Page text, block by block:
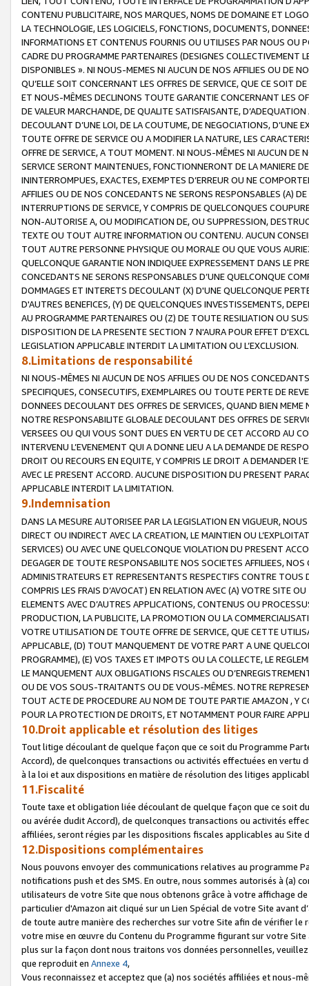
CONTENU PUBLICITAIRE, NOS MARQUES, NOMS DE DOMAINE ET
LA TECHNOLOGIE, LES LOGICIELS, FONCTIONS, DOCUMENTS,
INFORMATIONS ET CONTENUS FOURNIS OU UTILISES PAR NOUS OU
CADRE DU PROGRAMME PARTENAIRES (DESIGNES COLLECTIVEMENT
DISPONIBLES ». NI NOUS-MEMES NI AUCUN DE NOS AFFILIES OU DE
QU’ELLE SOIT CONCERNANT LES OFFRES DE SERVICE, QUE CE SOIT
ET NOUS-MÊMES DECLINONS TOUTE GARANTIE CONCERNANT LES
DE VALEUR MARCHANDE, DE QUALITE SATISFAISANTE,
DECOULANT D’UNE LOI, DE LA COUTUME, DE NEGOCIATIONS, D’UNE
TOUTE OFFRE DE SERVICE OU A MODIFIER LA NATURE, LES
OFFRE DE SERVICE, A TOUT MOMENT. NI NOUS-MÊMES NI AUCUN DE
SERVICE SERONT MAINTENUES, FONCTIONNERONT DE LA MANIERE
ININTERROMPUES, EXACTES, EXEMPTES D’ERREUR OU NE
AFFILIES OU DE NOS CONCEDANTS NE SERONS RESPONSABLES (A)
INTERRUPTIONS DE SERVICE, Y COMPRIS DE QUELCONQUES
NON-AUTORISE A, OU MODIFICATION DE, OU SUPPRESSION,
TEXTE OU TOUT AUTRE INFORMATION OU CONTENU. AUCUN
TOUT AUTRE PERSONNE PHYSIQUE OU MORALE OU QUE VOUS
QUELCONQUE GARANTIE NON INDIQUEE EXPRESSEMENT DANS LE
CONCEDANTS NE SERONS RESPONSABLES D’UNE QUELCONQUE
DOMMAGES ET INTERETS DECOULANT (X) D'UNE QUELCONQUE
D'AUTRES BENEFICES, (Y) DE QUELCONQUES INVESTISSEMENTS,
AU PROGRAMME PARTENAIRES OU (Z) DE TOUTE RESILIATION OU
DISPOSITION DE LA PRESENTE SECTION 7 N'AURA POUR EFFET
LEGISLATION APPLICABLE INTERDIT LA LIMITATION OU L’EXCLUSION.
8.Limitations de responsabilité
NI NOUS-MÊMES NI AUCUN DE NOS AFFILIES OU DE NOS
SPECIFIQUES, CONSECUTIFS, EXEMPLAIRES OU TOUTE PERTE DE
DONNEES DECOULANT DES OFFRES DE SERVICES, QUAND BIEN
NOTRE RESPONSABILITE GLOBALE DECOULANT DES OFFRES DE
VERSEES OU QUI VOUS SONT DUES EN VERTU DE CET ACCORD AU
INTERVENU L’EVENEMENT QUI A DONNE LIEU A LA DEMANDE DE
DROIT OU RECOURS EN EQUITE, Y COMPRIS LE DROIT A DEMANDER
AVEC LE PRESENT ACCORD. AUCUNE DISPOSITION DU PRESENT
APPLICABLE INTERDIT LA LIMITATION.
9.Indemnisation
DANS LA MESURE AUTORISEE PAR LA LEGISLATION EN VIGUEUR,
DIRECT OU INDIRECT AVEC LA CREATION, LE MAINTIEN OU
SERVICES) OU AVEC UNE QUELCONQUE VIOLATION DU PRESENT
DEGAGER DE TOUTE RESPONSABILITE NOS SOCIETES AFFILIEES,
ADMINISTRATEURS ET REPRESENTANTS RESPECTIFS CONTRE
COMPRIS LES FRAIS D’AVOCAT) EN RELATION AVEC (A) VOTRE SITE
ELEMENTS AVEC D’AUTRES APPLICATIONS, CONTENUS OU
PRODUCTION, LA PUBLICITE, LA PROMOTION OU LA
VOTRE UTILISATION DE TOUTE OFFRE DE SERVICE, QUE CETTE
APPLICABLE, (D) TOUT MANQUEMENT DE VOTRE PART A UNE
PROGRAMME), (E) VOS TAXES ET IMPOTS OU LA COLLECTE, LE
LE MANQUEMENT AUX OBLIGATIONS FISCALES OU
OU DE VOS SOUS-TRAITANTS OU DE VOUS-MÊMES. NOTRE
TOUT ACTE DE PROCEDURE AU NOM DE TOUTE PARTIE AMAZON , Y
POUR LA PROTECTION DE DROITS, ET NOTAMMENT POUR FAIRE
10.Droit applicable et résolution des litiges
Tout litige découlant de quelque façon que ce soit du Programme
Accord), de quelconques transactions ou activités effectuées en vertu
à la loi et aux dispositions en matière de résolution des litiges
11.Fiscalité
Toute taxe et obligation liée découlant de quelque façon que ce soit
ou avérée dudit Accord), de quelconques transactions ou activités
affiliées, seront régies par les dispositions fiscales applicables au Site
12.Dispositions complémentaires
Nous pouvons envoyer des communications relatives au programme
notifications push et des SMS. En outre, nous sommes autorisés à
utilisateurs de votre Site que nous obtenons grâce à votre affichage
particulier d'Amazon ait cliqué sur un Lien Spécial de votre Site avant
de toute autre manière des recherches sur votre Site afin de vérifier
votre mise en œuvre du Contenu du Programme figurant sur votre
plus sur la façon dont nous traitons vos données personnelles,
que reproduit en Annexe 4,
Vous reconnaissez et acceptez que (a) nos sociétés affiliées et nous-